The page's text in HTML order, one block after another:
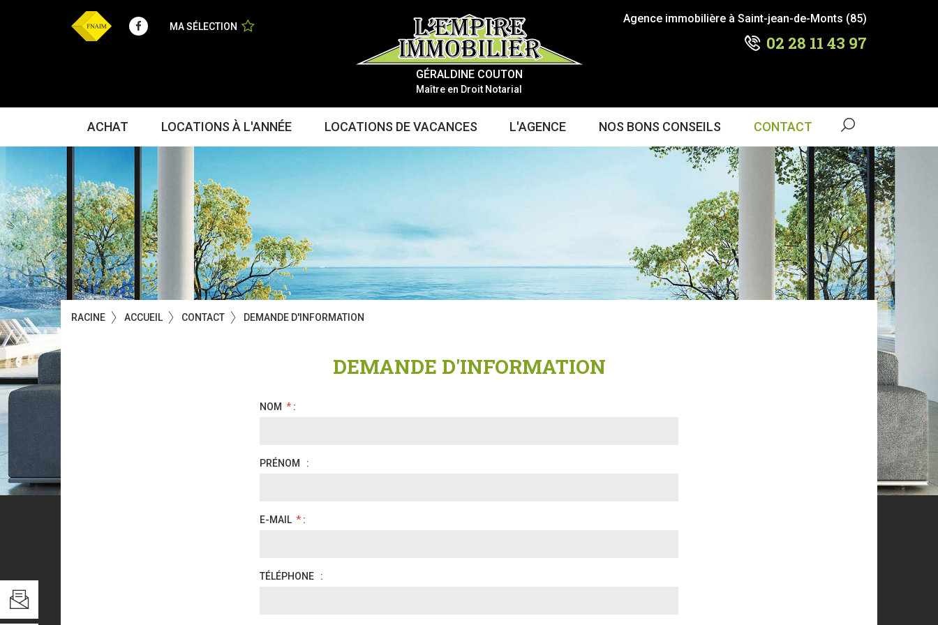
FacebookMA SÉLECTION
Agence immobilière à Saint-jean-de-Monts (85)
02 28 11 43 97
GÉRALDINE COUTON
Maître en Droit Notarial
ACHAT LOCATIONS À L'ANNÉE LOCATIONS DE VACANCES L'AGENCE NOS BONS CONSEILS CONTACT
RACINE ACCUEIL CONTACT DEMANDE D'INFORMATION
DEMANDE D'INFORMATION
*:
:
*:
: